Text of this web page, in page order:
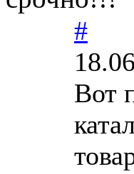
#
Вот